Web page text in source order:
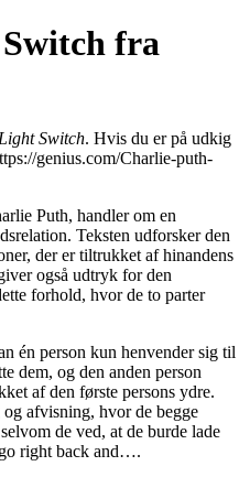
fra
Light Switch. Hvis du er på udkig
genius.com/Charlie-puth-
Puth, handler om en
Teksten udforsker den
der er tiltrukket af hinandens
også udtryk for den
forhold, hvor de to parter
én person kun henvender sig til
dem, og den anden person
af den første persons ydre.
afvisning, hvor de begge
de ved, at de burde lade
right back and….